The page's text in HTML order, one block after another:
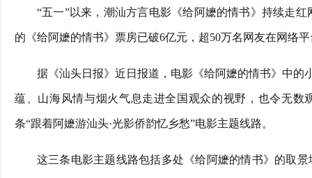
“五一”以来，潮汕方言电影《给阿嬷的情书》持续走
的《给阿嬷的情书》票房已破6亿元，超50万名网友在网络
据《汕头日报》近日报道，电影《给阿嬷的情书》中
蕴、山海风情与烟火气息走进全国观众的视野，也令无
条“跟着阿嬷游汕头·光影侨韵忆乡愁”电影主题线路。
这三条电影主题线路包括多处《给阿嬷的情书》的取